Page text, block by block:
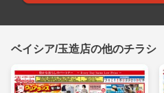
ベイシア/玉造店の他のチラシ